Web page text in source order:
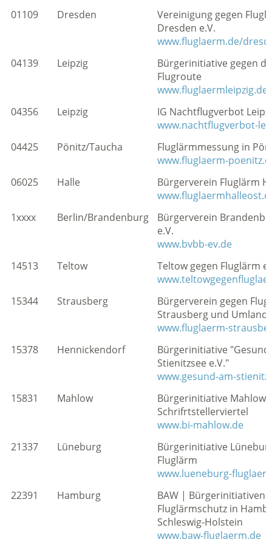
01109
Dresden
Vereinigung gegen
Dresden e.V.
www.fluglaerm.de/
04139
Leipzig
Bürgerinitiative gegen
Flugroute
www.fluglaermleipzig.de
04356
Leipzig
IG Nachtflugverbot
www.nachtflugverbot-
04425
Pönitz/Taucha
Fluglärmmessung in
www.fluglaerm-
06025
Halle
Bürgerverein Fluglärm
1xxxx
Berlin/Brandenburg
Bürgerverein
e.V.
www.bvbb-ev.de
14513
Teltow
Teltow gegen Fluglärm
15344
Strausberg
Bürgerverein gegen
Strausberg und Umland
www.fluglaerm-
15378
Hennickendorf
Bürgerinitiative "Gesund
Stienitzsee e.V."
www.gesund-am-
15831
Mahlow
Bürgerinitiative
Schrifrtstellerviertel
www.bi-mahlow.de
21337
Lüneburg
Bürgerinitiative
Fluglärm
www.lueneburg-
22391
Hamburg
BAW | Bürgerinitiativen
Fluglärmschutz in
Schleswig-Holstein
www.baw-fluglaerm.de